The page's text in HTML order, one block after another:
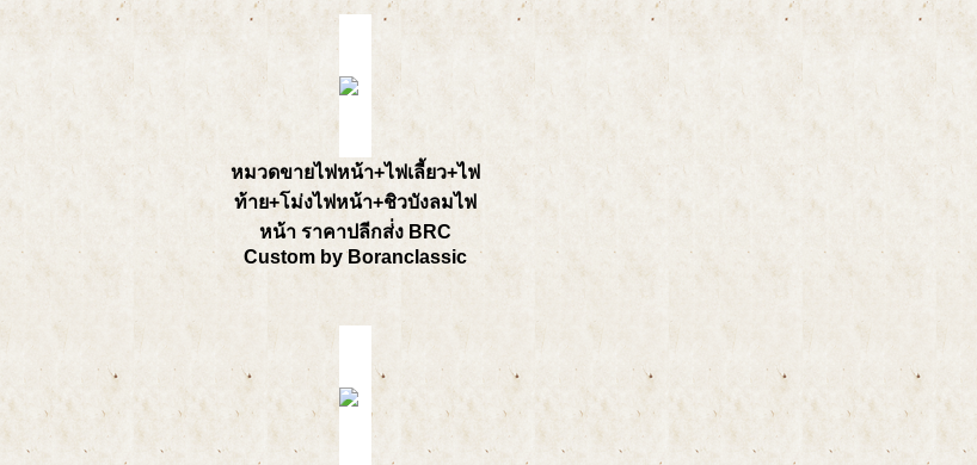
หมวดขายไฟหน้า+ไฟเลี้ยว+ไฟ
ท้าย+โม่งไฟหน้า+ชิวบังลมไฟ
หน้า ราคาปลีกส่่ง BRC
Custom by Boranclassic